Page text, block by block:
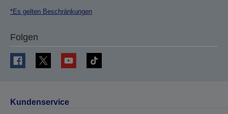
*Es gelten Beschränkungen
Folgen
Kundenservice